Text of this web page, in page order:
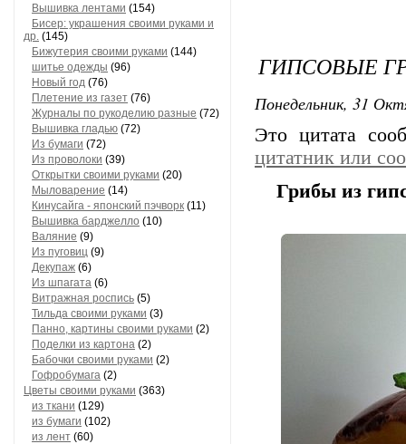
Вышивка лентами (154)
Бисер: украшения своими руками и
др. (145)
Бижутерия своими руками (144)
шитье одежды (96)
Новый год (76)
Плетение из газет (76)
Журналы по рукоделию разные (72)
Вышивка гладью (72)
Из бумаги (72)
Из проволоки (39)
Открытки своими руками (20)
Мыловарение (14)
Кинусайга - японский пэчворк (11)
Вышивка барджелло (10)
Валяние (9)
Из пуговиц (9)
Декупаж (6)
Из шпагата (6)
Витражная роспись (5)
Тильда своими руками (3)
Панно, картины своими руками (2)
Поделки из картона (2)
Бабочки своими руками (2)
Гофробумага (2)
Цветы своими руками (363)
из ткани (129)
из бумаги (102)
из лент (60)
ГИПСОВЫЕ
Понедельник, 31
Это цитата
цитатник или
Грибы из